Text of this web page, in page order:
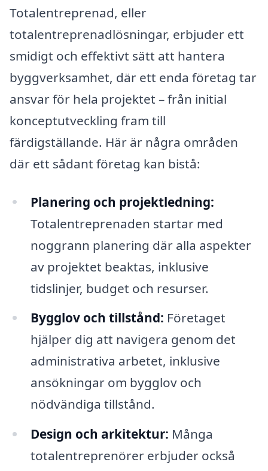
Totalentreprenad, eller
totalentreprenadlösningar, erbjuder ett
smidigt och effektivt sätt att hantera
byggverksamhet, där ett enda företag tar
ansvar för hela projektet – från initial
konceptutveckling fram till
färdigställande. Här är några områden
där ett sådant företag kan bistå:
Planering och projektledning:
Totalentreprenaden startar med
noggrann planering där alla aspekter
av projektet beaktas, inklusive
tidslinjer, budget och resurser.
Bygglov och tillstånd: Företaget
hjälper dig att navigera genom det
administrativa arbetet, inklusive
ansökningar om bygglov och
nödvändiga tillstånd.
Design och arkitektur: Många
totalentreprenörer erbjuder också